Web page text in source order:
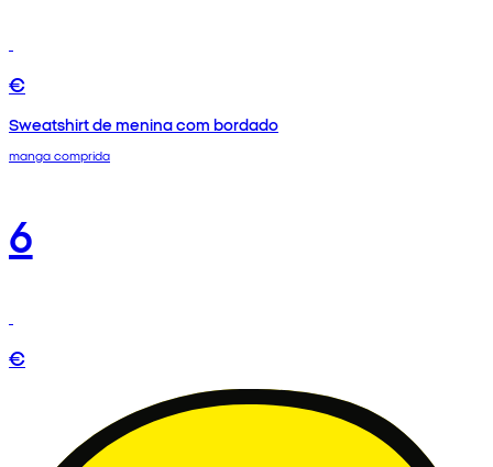
€
Sweatshirt de menina com bordado
manga comprida
6
€